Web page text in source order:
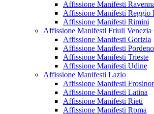
Affissione Manifesti
Affissione Manifesti Reggio
Affissione Manifesti Rimini
Affissione Manifesti Friuli Venezia
Affissione Manifesti Gorizia
Affissione Manifesti
Affissione Manifesti Trieste
Affissione Manifesti Udine
Affissione Manifesti Lazio
Affissione Manifesti
Affissione Manifesti Latina
Affissione Manifesti Rieti
Affissione Manifesti Roma